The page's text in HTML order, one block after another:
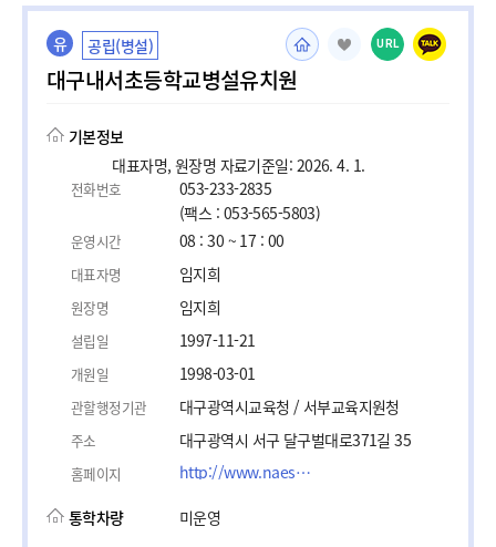
유 공립(병설)
대구내서초등학교병설유치원
URL
기본정보
대표자명, 원장명 자료기준일: 2026. 4. 1.
전화번호
053-233-2835
(팩스 : 053-565-5803)
운영시간 08 : 30 ~ 17 : 00
대표자명 임지희
원장명 임지희
설립일 1997-11-21
개원일 1998-03-01
관할행정기관 대구광역시교육청 / 서부교육지원청
주소 대구광역시 서구 달구벌대로371길 35
홈페이지 http://www.naeseo.es.kr
통학차량
미운영